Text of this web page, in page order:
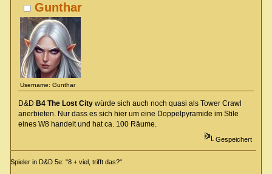
Gunthar
Username: Gunthar
D&D B4 The Lost Citywürde sich auch noch quasi als Tower Crawl
anerbieten. Nur dass es sich hier um eine Doppelpyramide im Stile
eines W8 handelt und hat ca. 100 Räume.
Gespeichert
Spieler in D&D 5e: "8 + viel, trifft das?"